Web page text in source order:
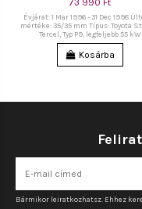
73 990 Ft
Évjárat: 1 Mar 1996 - 31 Dec 1998
mértéke: 35/35 mm Típus: Toyota
Tercel, Typ P9, legfeljebb 55 kW
Kosárba
Bármikor leiratkozhatsz. Ehhez